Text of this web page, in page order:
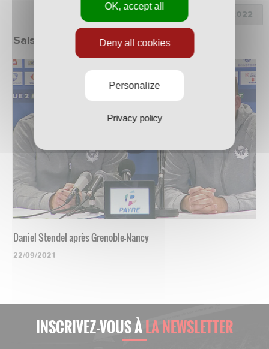
Choix de la saison :
Saison 2021/2022
Daniel Stendel après Grenoble-Nancy
22/09/2021
INSCRIVEZ-VOUS ÀLA NEWSLETTER
OK, accept all
Deny all cookies
Personalize
Privacy policy